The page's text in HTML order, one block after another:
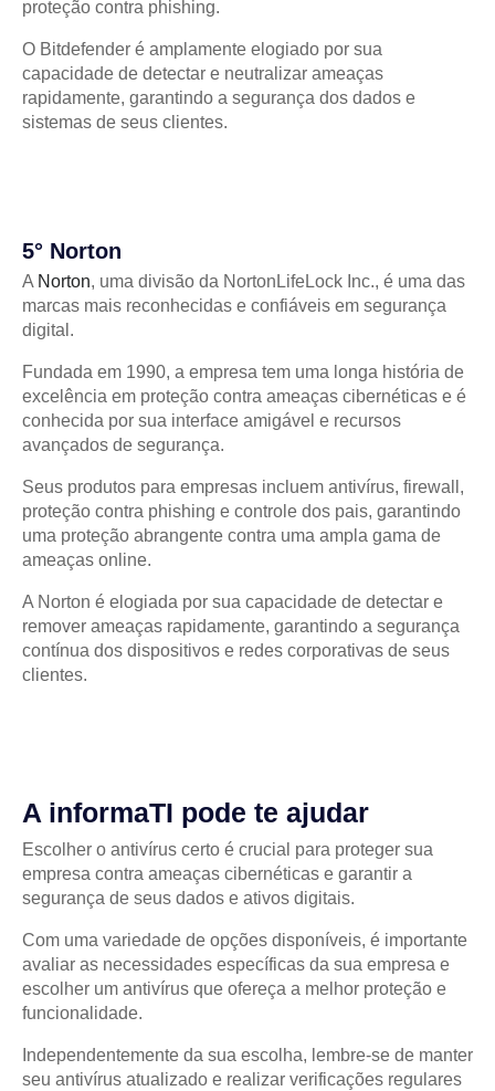
proteção contra phishing.
O Bitdefender é amplamente elogiado por sua
capacidade de detectar e neutralizar ameaças
rapidamente, garantindo a segurança dos dados e
sistemas de seus clientes.
5° Norton
A Norton, uma divisão da NortonLifeLock Inc., é uma das
marcas mais reconhecidas e confiáveis em segurança
digital.
Fundada em 1990, a empresa tem uma longa história de
excelência em proteção contra ameaças cibernéticas e é
conhecida por sua interface amigável e recursos
avançados de segurança.
Seus produtos para empresas incluem antivírus, firewall,
proteção contra phishing e controle dos pais, garantindo
uma proteção abrangente contra uma ampla gama de
ameaças online.
A Norton é elogiada por sua capacidade de detectar e
remover ameaças rapidamente, garantindo a segurança
contínua dos dispositivos e redes corporativas de seus
clientes.
A informaTI pode te ajudar
Escolher o antivírus certo é crucial para proteger sua
empresa contra ameaças cibernéticas e garantir a
segurança de seus dados e ativos digitais.
Com uma variedade de opções disponíveis, é importante
avaliar as necessidades específicas da sua empresa e
escolher um antivírus que ofereça a melhor proteção e
funcionalidade.
Independentemente da sua escolha, lembre-se de manter
seu antivírus atualizado e realizar verificações regulares